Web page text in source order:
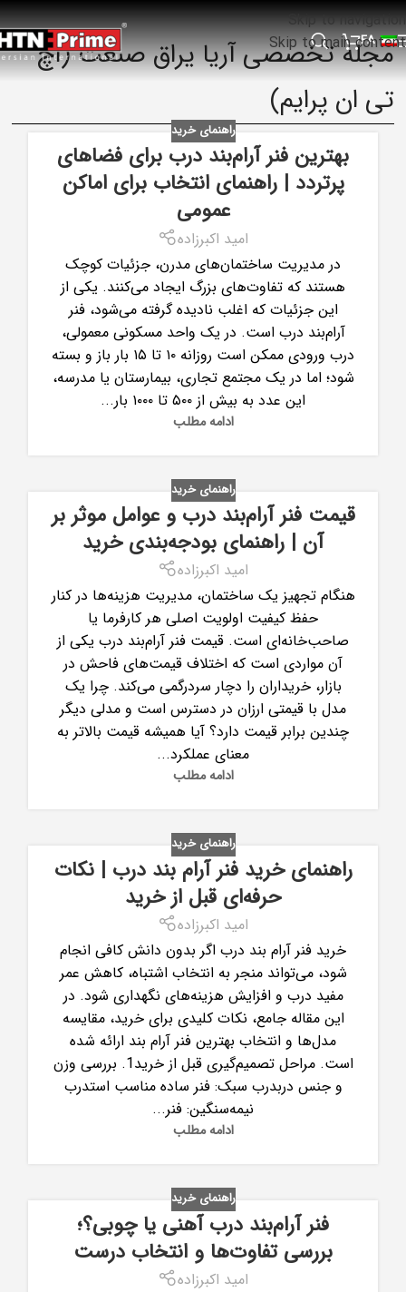
Skip to navigation
Skip to main content
FA
مجله تخصصی آریا یراق صنعت (اچ
تی ان پرایم)
راهنمای خرید
بهترین فنر آرام‌بند درب برای فضاهای
پرتردد | راهنمای انتخاب برای اماکن
عمومی
امید اکبرزاده
در مدیریت ساختمان‌های مدرن، جزئیات کوچک
هستند که تفاوت‌های بزرگ ایجاد می‌کنند. یکی از
این جزئیات که اغلب نادیده گرفته می‌شود، فنر
آرام‌بند درب است. در یک واحد مسکونی معمولی،
درب ورودی ممکن است روزانه ۱۰ تا ۱۵ بار باز و بسته
شود؛ اما در یک مجتمع تجاری، بیمارستان یا مدرسه،
این عدد به بیش از ۵۰۰ تا ۱۰۰۰ بار...
ادامه مطلب
راهنمای خرید
قیمت فنر آرام‌بند درب و عوامل موثر بر
آن | راهنمای بودجه‌بندی خرید
امید اکبرزاده
هنگام تجهیز یک ساختمان، مدیریت هزینه‌ها در کنار
حفظ کیفیت اولویت اصلی هر کارفرما یا
صاحب‌خانه‌ای است. قیمت فنر آرام‌بند درب یکی از
آن مواردی است که اختلاف قیمت‌های فاحش در
بازار، خریداران را دچار سردرگمی می‌کند. چرا یک
مدل با قیمتی ارزان در دسترس است و مدلی دیگر
چندین برابر قیمت دارد؟ آیا همیشه قیمت بالاتر به
معنای عملکرد...
ادامه مطلب
راهنمای خرید
راهنمای خرید فنر آرام بند درب | نکات
حرفه‌ای قبل از خرید
امید اکبرزاده
خرید فنر آرام بند درب اگر بدون دانش کافی انجام
شود، می‌تواند منجر به انتخاب اشتباه، کاهش عمر
مفید درب و افزایش هزینه‌های نگهداری شود. در
این مقاله جامع، نکات کلیدی برای خرید، مقایسه
مدل‌ها و انتخاب بهترین فنر آرام بند ارائه شده
است. مراحل تصمیم‌گیری قبل از خرید1. بررسی وزن
و جنس دربدرب سبک: فنر ساده مناسب استدرب
نیمه‌سنگین: فنر...
ادامه مطلب
راهنمای خرید
فنر آرام‌بند درب آهنی یا چوبی؟؛
بررسی تفاوت‌ها و انتخاب درست
امید اکبرزاده